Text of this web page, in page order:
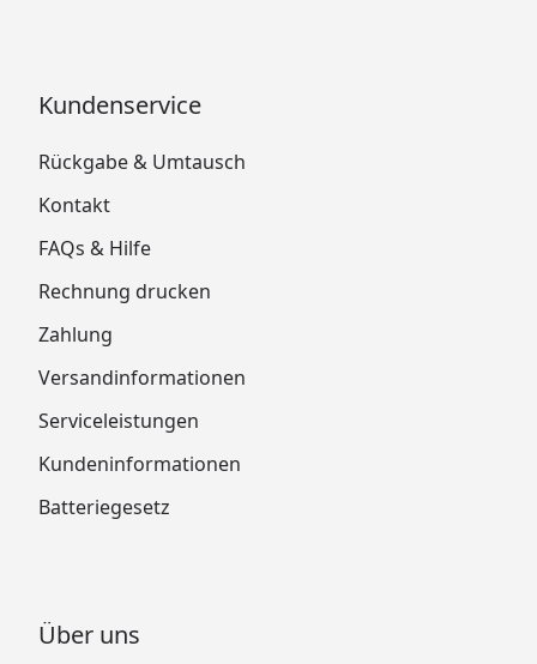
Kundenservice
Rückgabe & Umtausch
Kontakt
FAQs & Hilfe
Rechnung drucken
Zahlung
Versandinformationen
Serviceleistungen
Kundeninformationen
Batteriegesetz
Über uns